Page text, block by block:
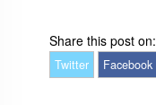
Share this post on:
Twitter Facebook